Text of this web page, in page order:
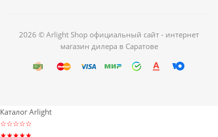
2026 © Arlight Shop официальный сайт - интернет
магазин дилера в Саратове
Каталог Arlight
☆☆☆☆☆
★★★★★